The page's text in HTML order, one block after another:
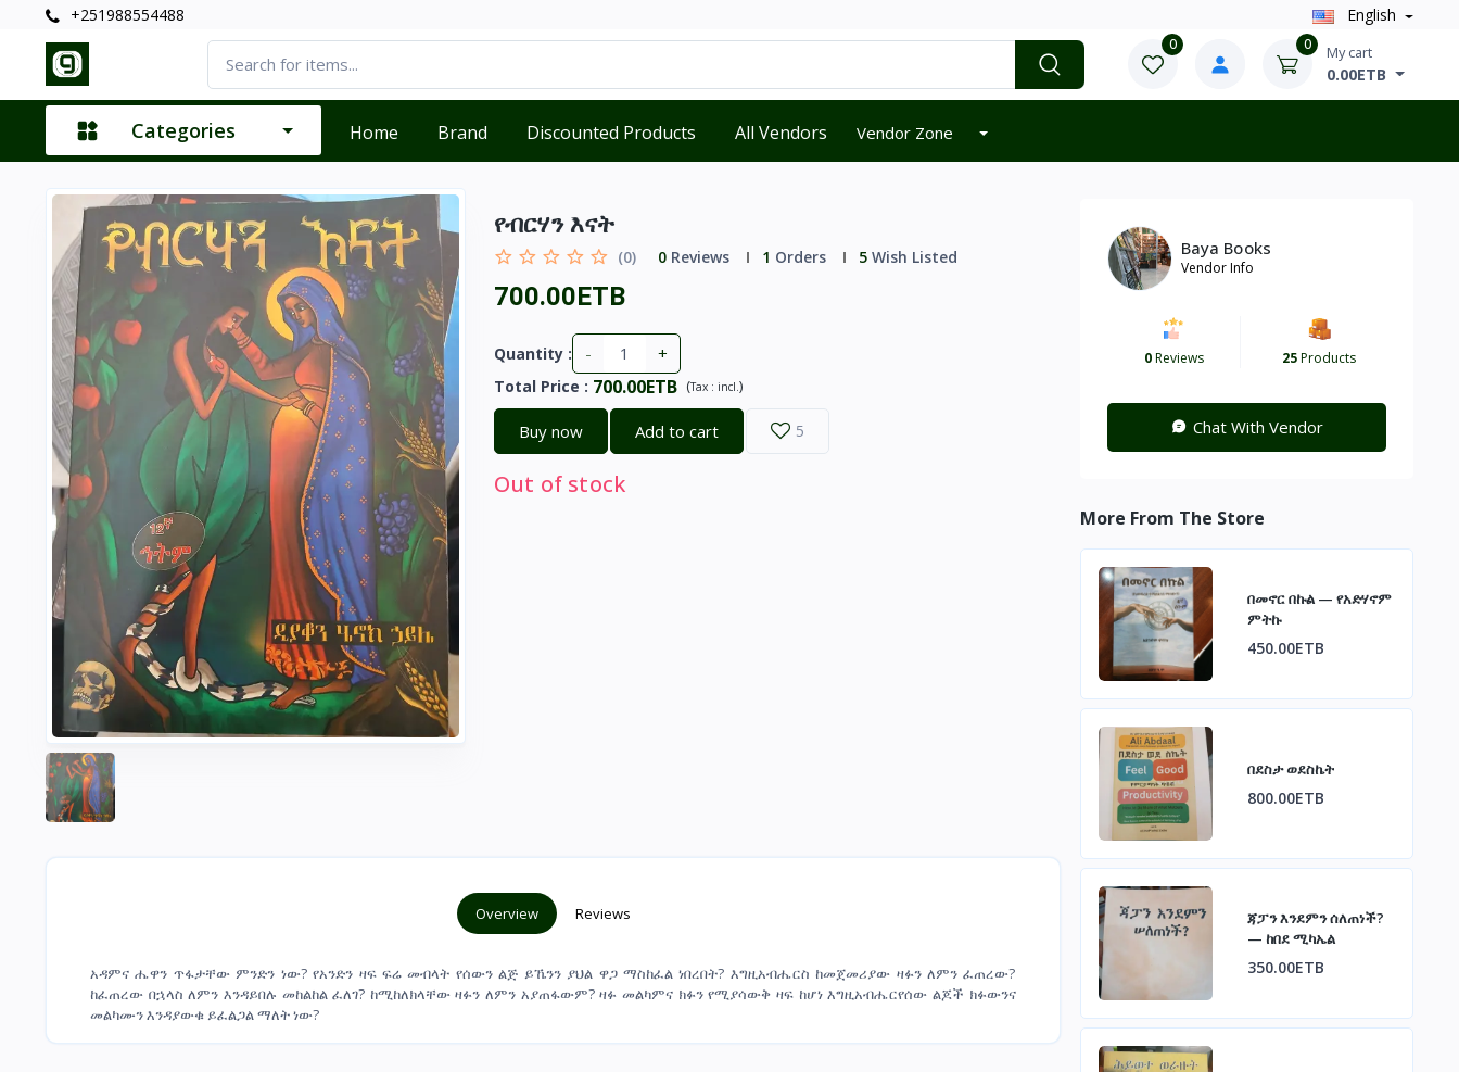
+251988554488 English
0 0 My cart
0.00ETB
Categories Home Brand Discounted Products All Vendors Vendor Zone
የብርሃን እናት
(0) 0Reviews 1 Orders 5Wish Listed
700.00ETB
Quantity : - +
Total Price : 700.00ETB (Tax : incl.)
Buy now Add to cart 5
Out of stock
Overview Reviews
አዳምና ሔዋን ጥፋታቸው ምንድን ነው? የአንድን ዛፍ ፍሬ መብላት የሰውን ልጅ ይኼንን ያህል ዋጋ ማስከፈል ነበረበት? እግዚአብሔርስ ከመጀመሪያው ዛፉን ለምን ፈጠረው?
ከፈጠረው በኋላስ ለምን እንዳይበሉ መከልከል ፈለገ? ከሚከለክላቸው ዛፉን ለምን አያጠፋውም? ዛፉ መልካምና ክፉን የሚያሳውቅ ዛፍ ከሆነ እግዚአብሔርየሰው ልጆች ክፉውንና
መልካሙን እንዳያውቁ ይፈልጋል ማለት ነው?
Baya Books
Vendor Info
0Reviews 25Products
Chat With Vendor
More From The Store
በመኖር በኩል — የአድሃኖም
ምትኩ
450.00ETB
በደስታ ወደስኬት
800.00ETB
ጃፓን እንደምን ሰለጠነች?
— ከበደ ሚካኤል
350.00ETB